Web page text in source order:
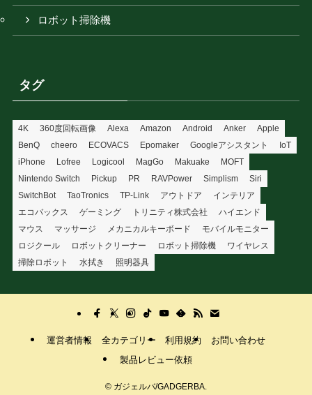
ロボット掃除機
タグ
4K 360度回転画像 Alexa Amazon Android Anker
Apple
BenQ
cheero ECOVACS Epomaker Googleアシスタント
IoT
iPhone
Lofree Logicool MagGo Makuake
MOFT
Nintendo Switch
Pickup PR RAVPower Simplism
Siri
SwitchBot
TaoTronics TP-Link アウトドア
インテリア
エコバックス
ゲーミング トリニティ株式会社
ハイエンド
マウス
マッサージ メカニカルキーボード
モバイルモニター
ロジクール
ロボットクリーナー ロボット掃除機
ワイヤレス
掃除ロボット
水拭き 照明器具
運営者情報 全カテゴリー 利用規約
お問い合わせ
製品レビュー依頼
© ガジェルバ/GADGERBA.